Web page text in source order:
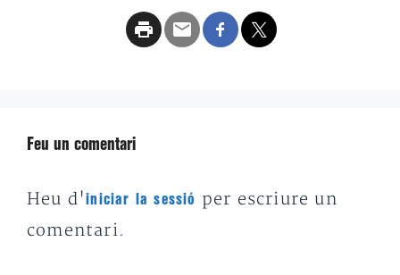
Feu un comentari
Heu d'iniciar la sessió
per escriure un
comentari.